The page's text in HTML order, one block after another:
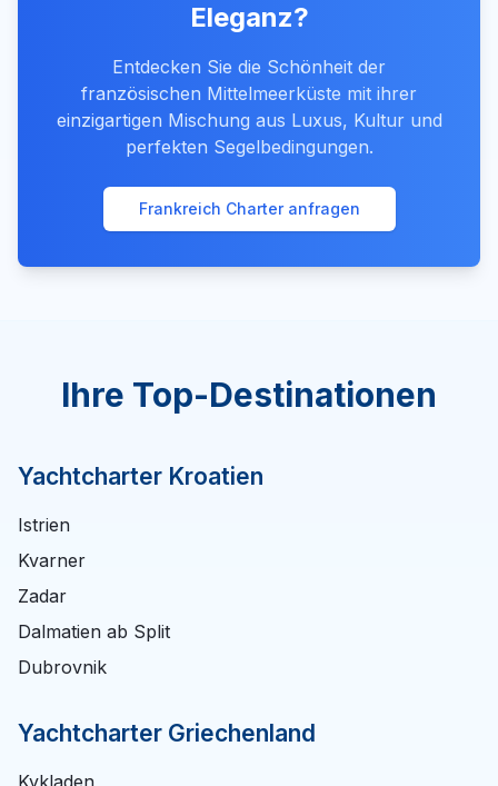
Eleganz?
Entdecken Sie die Schönheit der
französischen Mittelmeerküste mit ihrer
einzigartigen Mischung aus Luxus, Kultur und
perfekten Segelbedingungen.
Frankreich Charter anfragen
Ihre Top-Destinationen
Yachtcharter Kroatien
Istrien
Kvarner
Zadar
Dalmatien ab Split
Dubrovnik
Yachtcharter Griechenland
Kykladen